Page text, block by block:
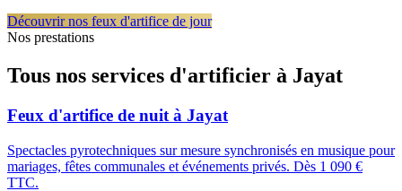
Découvrir nos feux d'artifice de jour
Nos prestations
Tous nos services d'artificier à Jayat
Feux d'artifice de nuit à Jayat
Spectacles pyrotechniques sur mesure synchronisés en musique pour
mariages, fêtes communales et événements privés. Dès 1 090 €
TTC.